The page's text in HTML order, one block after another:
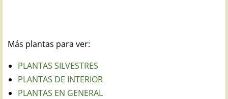
Más plantas para ver:
PLANTAS SILVESTRES
PLANTAS DE INTERIOR
PLANTAS EN GENERAL